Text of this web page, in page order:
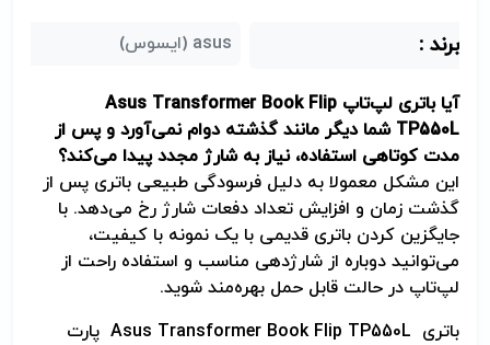
برند : asus (ایسوس)
آیا باتری لپ‌تاپ Asus Transformer Book Flip
TP550L شما دیگر مانند گذشته دوام نمی‌آورد و پس از
مدت کوتاهی استفاده، نیاز به شارژ مجدد پیدا می‌کند؟
این مشکل معمولا به دلیل فرسودگی طبیعی باتری پس از
گذشت زمان و افزایش تعداد دفعات شارژ رخ می‌دهد. با
جایگزین کردن باتری قدیمی با یک نمونه با کیفیت،
می‌توانید دوباره از شارژدهی مناسب و استفاده راحت از
لپ‌تاپ در حالت قابل حمل بهره‌مند شوید.
باتری Asus Transformer Book Flip TP550L پارت